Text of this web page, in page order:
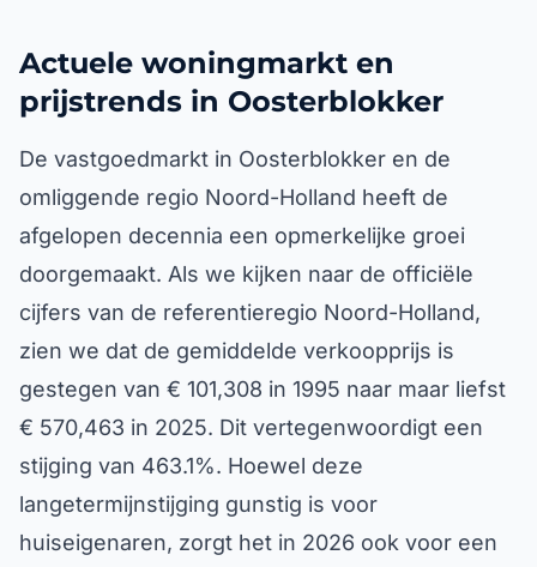
Actuele woningmarkt en
prijstrends in Oosterblokker
De vastgoedmarkt in Oosterblokker en de
omliggende regio Noord-Holland heeft de
afgelopen decennia een opmerkelijke groei
doorgemaakt. Als we kijken naar de officiële
cijfers van de referentieregio Noord-Holland,
zien we dat de gemiddelde verkoopprijs is
gestegen van € 101,308 in 1995 naar maar liefst
€ 570,463 in 2025. Dit vertegenwoordigt een
stijging van 463.1%. Hoewel deze
langetermijnstijging gunstig is voor
huiseigenaren, zorgt het in 2026 ook voor een